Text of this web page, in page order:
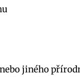
jiného